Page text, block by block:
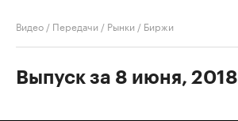
Видео / Передачи / Рынки / Биржи
Выпуск за 8 июня, 2018